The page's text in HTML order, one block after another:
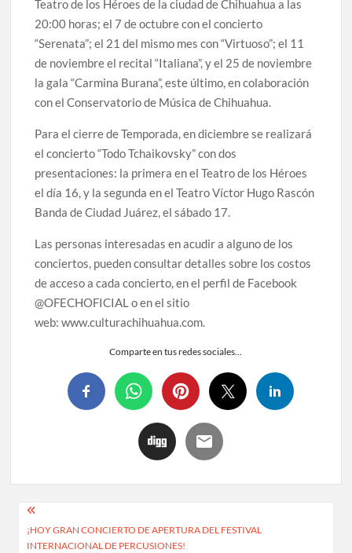
Teatro de los Héroes de la ciudad de Chihuahua a las
20:00 horas; el 7 de octubre con el concierto
“Serenata”; el 21 del mismo mes con “Virtuoso”; el 11
de noviembre el recital “Italiana”, y el 25 de noviembre
la gala “Carmina Burana”, este último, en colaboración
con el Conservatorio de Música de Chihuahua.
Para el cierre de Temporada, en diciembre se realizará
el concierto “Todo Tchaikovsky” con dos
presentaciones: la primera en el Teatro de los Héroes
el día 16, y la segunda en el Teatro Víctor Hugo Rascón
Banda de Ciudad Juárez, el sábado 17.
Las personas interesadas en acudir a alguno de los
conciertos, pueden consultar detalles sobre los costos
de acceso a cada concierto, en el perfil de Facebook
@OFECHOFICIAL o en el sitio
web: www.culturachihuahua.com.
Comparte en tus redes sociales...
¡HOY GRAN CONCIERTO DE APERTURA DEL FESTIVAL
INTERNACIONAL DE PERCUSIONES!